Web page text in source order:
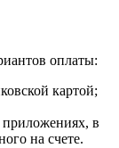
оплаты:
картой;
приложениях, в
на счете.